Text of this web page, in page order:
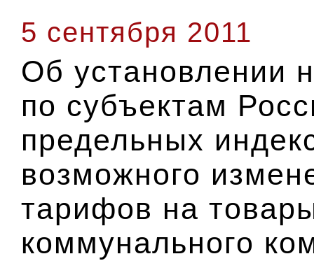
5 сентября 2011
Об установлении
по субъектам
предельных
возможного
тарифов на
коммунального